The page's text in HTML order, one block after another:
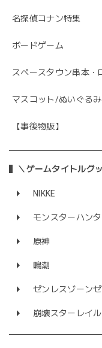
名探偵コナン特集
ボードゲーム
スペースタウン串本・
マスコット/ぬいぐる
【事後物販】
＼ゲームタイトルグ
NIKKE
モンスターハン
原神
鳴潮
ゼンレスゾーン
崩壊スターレイル